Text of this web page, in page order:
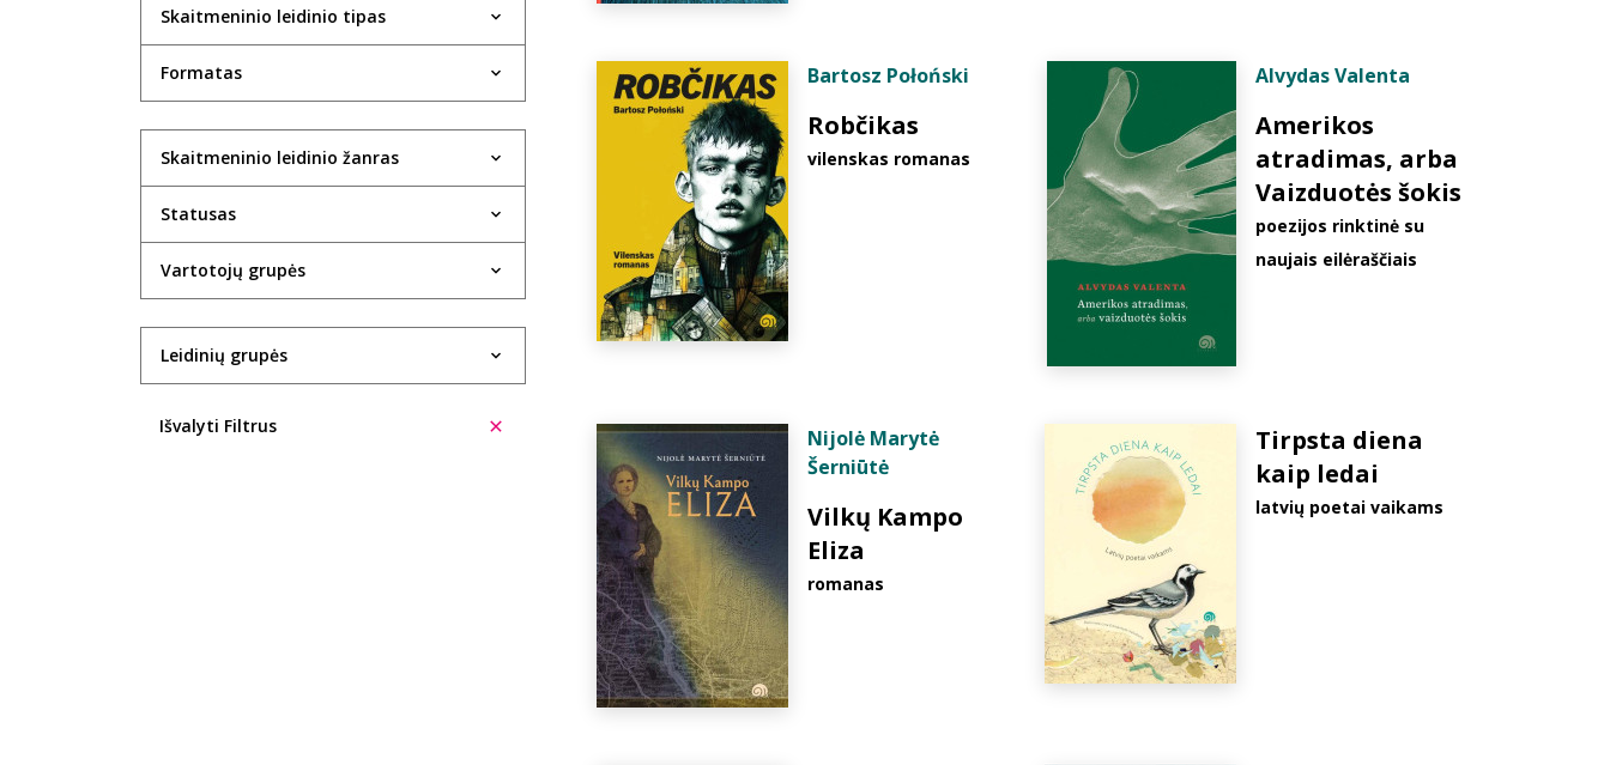
Skaitmeninio leidinio tipas
Formatas
Skaitmeninio leidinio žanras
Statusas
Vartotojų grupės
Leidinių grupės
Išvalyti Filtrus
Bartosz Połoński
Robčikas
vilenskas romanas
Alvydas Valenta
Amerikos
atradimas, arba
Vaizduotės šokis
poezijos rinktinė su
naujais eilėraščiais
Nijolė Marytė
Šerniūtė
Vilkų Kampo
Eliza
romanas
Tirpsta diena
kaip ledai
latvių poetai vaikams